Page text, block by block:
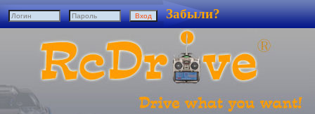
Забыли?